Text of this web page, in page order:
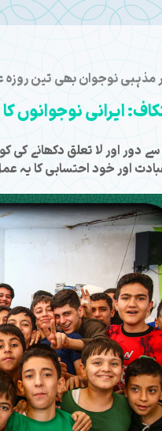
مذہبی نوجوان بھی تین
ایرانی نوجوانوں
سے دور اور لا تعلق دکھانے
اور خود احتسابی کا یہ